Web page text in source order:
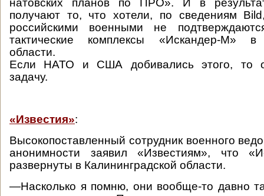
натовских планов по ПРО». И в
получают то, что хотели, по сведениям
российскими военными не
тактические комплексы «Искандер-М» в
области.
Если НАТО и США добивались этого, то
задачу.
«Известия»:
Высокопоставленный сотрудник военного
анонимности заявил «Известиям», что
развернуты в Калининградской области.
—Насколько я помню, они вообще-то давно